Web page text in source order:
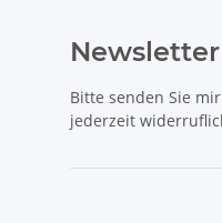
Bitte senden Sie
jederzeit